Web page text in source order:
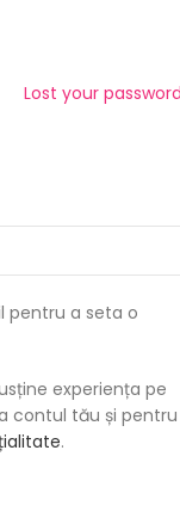
Lost your
pentru a seta o
experiența pe
contul tău și pentru
.